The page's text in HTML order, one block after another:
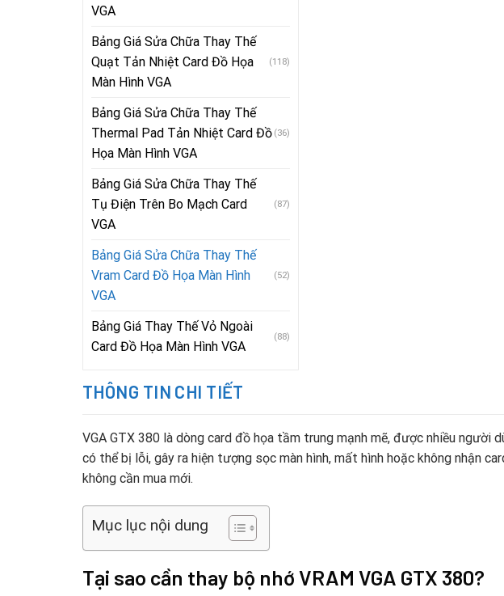
VGA
Bảng Giá Sửa Chữa Thay Thế
Quạt Tản Nhiệt Card Đồ Họa
Màn Hình VGA
(118)
Bảng Giá Sửa Chữa Thay Thế
Thermal Pad Tản Nhiệt Card Đồ
Họa Màn Hình VGA
(36)
Bảng Giá Sửa Chữa Thay Thế
Tụ Điện Trên Bo Mạch Card
VGA
(87)
Bảng Giá Sửa Chữa Thay Thế
Vram Card Đồ Họa Màn Hình
VGA
(52)
Bảng Giá Thay Thế Vỏ Ngoài
Card Đồ Họa Màn Hình VGA
(88)
THÔNG TIN CHI TIẾT
VGA GTX 380 là dòng card đồ họa tầm trung mạnh mẽ, được nhiều
có thể bị lỗi, gây ra hiện tượng sọc màn hình, mất hình hoặc không nhận
không cần mua mới.
Mục lục nội dung
Tại sao cần thay bộ nhớ VRAM VGA GTX 380?